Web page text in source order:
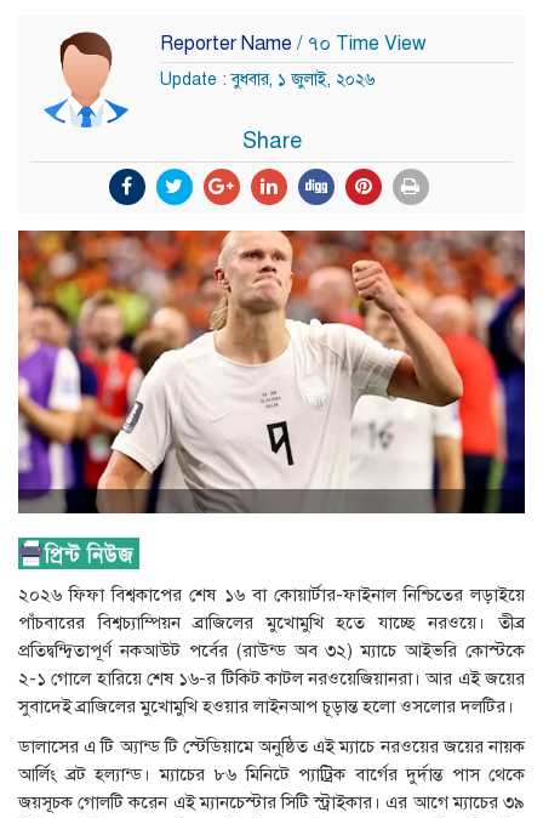
Reporter Name / ৭০ Time View
Update : বুধবার, ১ জুলাই, ২০২৬
Share
২০২৬ ফিফা বিশ্বকাপের শেষ ১৬ বা কোয়ার্টার-ফাইনাল নিশ্চিতের লড়াইয়ে
পাঁচবারের বিশ্বচ্যাম্পিয়ন ব্রাজিলের মুখোমুখি হতে যাচ্ছে নরওয়ে। তীব্র
প্রতিদ্বন্দ্বিতাপূর্ণ নকআউট পর্বের (রাউন্ড অব ৩২) ম্যাচে আইভরি কোস্টকে
২-১ গোলে হারিয়ে শেষ ১৬-র টিকিট কাটল নরওয়েজিয়ানরা। আর এই জয়ের
সুবাদেই ব্রাজিলের মুখোমুখি হওয়ার লাইনআপ চূড়ান্ত হলো ওসলোর দলটির।
ডালাসের এ টি অ্যান্ড টি স্টেডিয়ামে অনুষ্ঠিত এই ম্যাচে নরওয়ের জয়ের নায়ক
আর্লিং ব্রট হল্যান্ড। ম্যাচের ৮৬ মিনিটে প্যাট্রিক বার্গের দুর্দান্ত পাস থেকে
জয়সূচক গোলটি করেন এই ম্যানচেস্টার সিটি স্ট্রাইকার। এর আগে ম্যাচের ৩৯